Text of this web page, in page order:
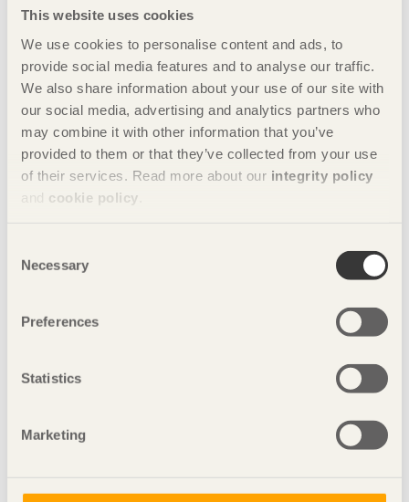
This website uses cookies
We use cookies to personalise content and ads, to
provide social media features and to analyse our traffic.
We also share information about your use of our site with
our social media, advertising and analytics partners who
may combine it with other information that you’ve
provided to them or that they’ve collected from your use
of their services. Read more about our integrity policy
and cookie policy
Selection
Necessary
Preferences
Statistics
Marketing
”Vi talar om ett ständigt tillstånd av förnyelse”
Transpositioning – en medveten förflyttning mellan
yrkesroller som tvingar fram nya frågor och en mer
dynamisk gestaltning.